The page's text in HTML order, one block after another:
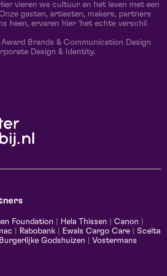
vieren we cultuur en het leven met een
gasten, artiesten, makers, partners
heen, ervaren hier ‘het echte verschil
Brands & Communication Design
Design & Identity.
Foundation Hela Thissen Canon
Rabobank Ewals Cargo Care
Scelta
Godshuizen
Vostermans